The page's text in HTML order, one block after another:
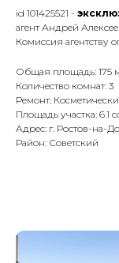
id 101425521 -
агент Андрей
Комиссия агентству
Общая площадь: 175
Количество комнат: 3
Ремонт:
Площадь участка: 6.1
Адрес: г. Ростов-на-
Район: Советский